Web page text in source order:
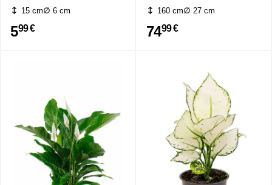
15 cm 6 cm
599 €
160 cm 27 cm
7499 €